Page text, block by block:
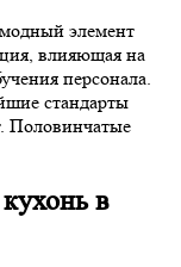
элемент
влияющая на
персонала.
стандарты
Половинчатые
в